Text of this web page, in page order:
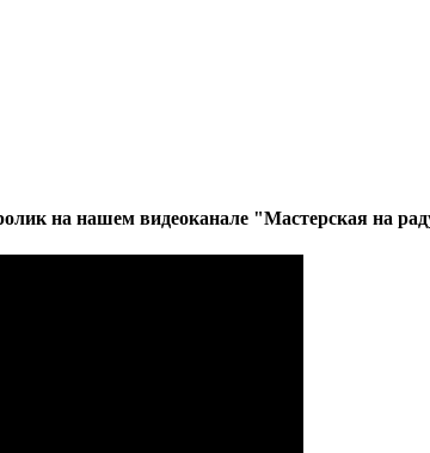
на нашем видеоканале "Мастерская на